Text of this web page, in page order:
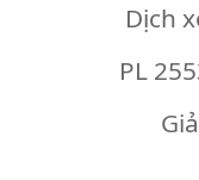
xong
– DL
Minh